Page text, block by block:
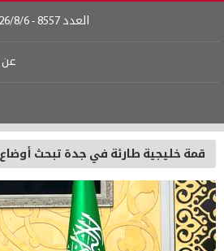
العمل ينفي إلغاء
المحكمة
لِكَيْ
في جدة تبحث أوضاع المنطقة